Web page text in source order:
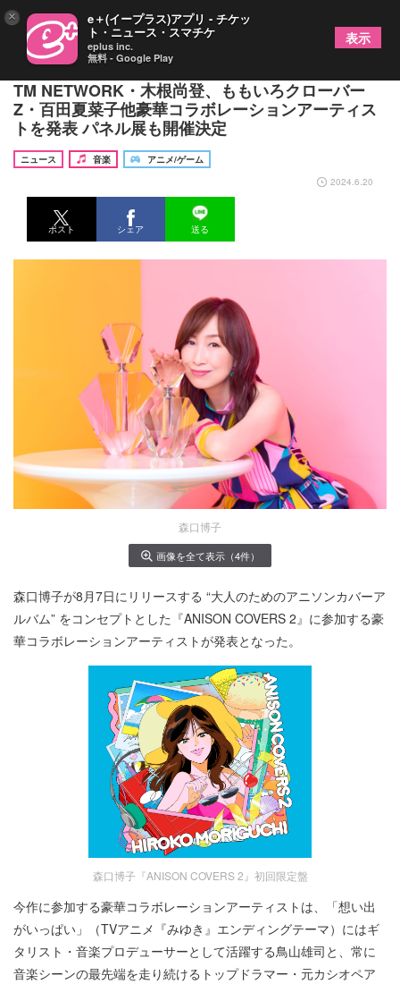
森口博子ニューアルバム『ANISON COVERS 2』
TM NETWORK・木根尚登、ももいろクローバー
Z・百田夏菜子他豪華コラボレーションアーティス
トを発表 パネル展も開催決定
ニュース 音楽
アニメ/ゲーム
2024.6.20
ポスト シェア 送る
森口博子
画像を全て表示（4件）
森口博子が8月7日にリリースする “大人のためのアニソンカバーア
ルバム” をコンセプトとした『ANISON COVERS 2』に参加する豪
華コラボレーションアーティストが発表となった。
森口博子『ANISON COVERS 2』初回限定盤
今作に参加する豪華コラボレーションアーティストは、「想い出
がいっぱい」（TVアニメ『みゆき』エンディングテーマ）にはギ
タリスト・音楽プロデューサーとして活躍する鳥山雄司と、常に
音楽シーンの最先端を走り続けるトップドラマー・元カシオペア
× e＋(イープラス)アプリ - チケッ
ト・ニュース・スマチケ
eplus inc.
無料 - Google Play
表示